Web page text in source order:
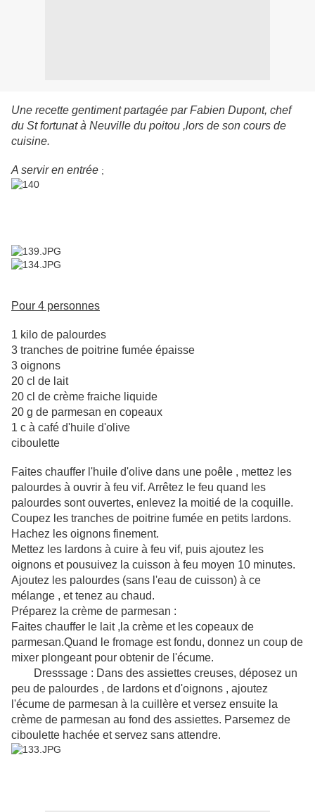
Une recette gentiment partagée par Fabien Dupont, chef
du St fortunat à Neuville du poitou ,lors de son cours de
cuisine.
A servir en entrée ;
Pour 4 personnes
1 kilo de palourdes
3 tranches de poitrine fumée épaisse
3 oignons
20 cl de lait
20 cl de crème fraiche liquide
20 g de parmesan en copeaux
1 c à café d'huile d'olive
ciboulette
Faites chauffer l'huile d'olive dans une poêle , mettez les
palourdes à ouvrir à feu vif. Arrêtez le feu quand les
palourdes sont ouvertes, enlevez la moitié de la coquille.
Coupez les tranches de poitrine fumée en petits lardons.
Hachez les oignons finement.
Mettez les lardons à cuire à feu vif, puis ajoutez les
oignons et pousuivez la cuisson à feu moyen 10 minutes.
Ajoutez les palourdes (sans l'eau de cuisson) à ce
mélange , et tenez au chaud.
Préparez la crème de parmesan :
Faites chauffer le lait ,la crème et les copeaux de
parmesan.Quand le fromage est fondu, donnez un coup de
mixer plongeant pour obtenir de l'écume.
Dresssage : Dans des assiettes creuses, déposez un
peu de palourdes , de lardons et d'oignons , ajoutez
l'écume de parmesan à la cuillère et versez ensuite la
crème de parmesan au fond des assiettes. Parsemez de
ciboulette hachée et servez sans attendre.